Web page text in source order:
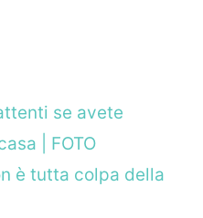
se avete
| FOTO
è tutta colpa della